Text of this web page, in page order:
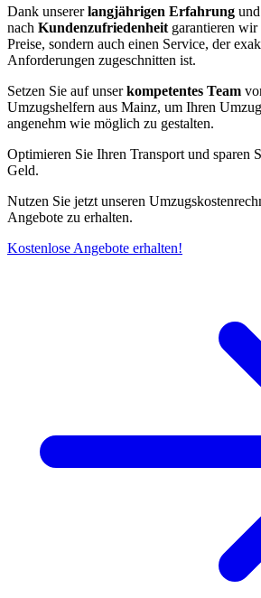
Dank unsererlangjährigen Erfahrung
nach Kundenzufriedenheit garantieren
Preise, sondern auch einen Service, der
Anforderungen zugeschnitten ist.
Setzen Sie auf unserkompetentes Team
Umzugshelfern aus Mainz, um Ihren
angenehm wie möglich zu gestalten.
Optimieren Sie Ihren Transport und sparen
Geld.
Nutzen Sie jetzt unseren
Angebote zu erhalten.
Kostenlose Angebote erhalten!